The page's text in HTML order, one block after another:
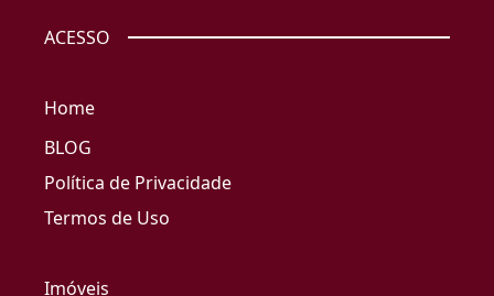
ACESSO
Home
BLOG
Política de Privacidade
Termos de Uso
Imóveis